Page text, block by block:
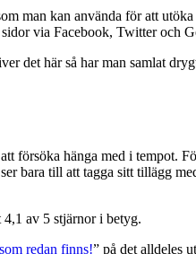
man kan använda för att
via Facebook, Twitter och
det här så har man samlat
försöka hänga med i tempot.
bara till att tagga sitt tillägg
4,1 av 5 stjärnor i betyg.
redan finns!” på det alldeles